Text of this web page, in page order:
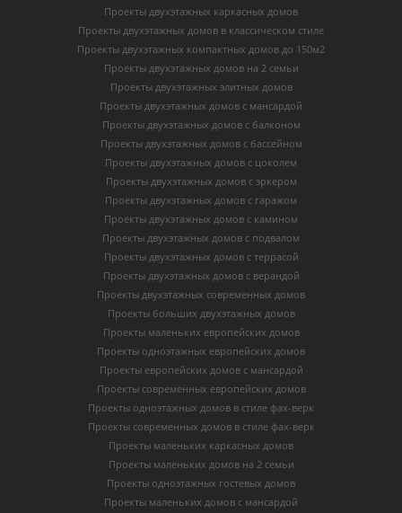
Проекты двухэтажных каркасных домов
Проекты двухэтажных домов в классическом стиле
Проекты двухэтажных компактных домов до 150м2
Проекты двухэтажных домов на 2 семьи
Проекты двухэтажных элитных домов
Проекты двухэтажных домов с мансардой
Проекты двухэтажных домов с балконом
Проекты двухэтажных домов с бассейном
Проекты двухэтажных домов с цоколем
Проекты двухэтажных домов с эркером
Проекты двухэтажных домов с гаражом
Проекты двухэтажных домов с камином
Проекты двухэтажных домов с подвалом
Проекты двухэтажных домов с террасой
Проекты двухэтажных домов с верандой
Проекты двухэтажных современных домов
Проекты больших двухэтажных домов
Проекты маленьких европейских домов
Проекты одноэтажных европейских домов
Проекты европейских домов с мансардой
Проекты современных европейских домов
Проекты одноэтажных домов в стиле фах-верк
Проекты современных домов в стиле фах-верк
Проекты маленьких каркасных домов
Проекты маленьких домов на 2 семьи
Проекты одноэтажных гостевых домов
Проекты маленьких домов с мансардой